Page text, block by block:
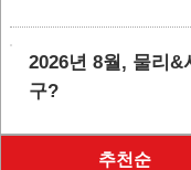
2026년 8월, 물리
구?
추천순